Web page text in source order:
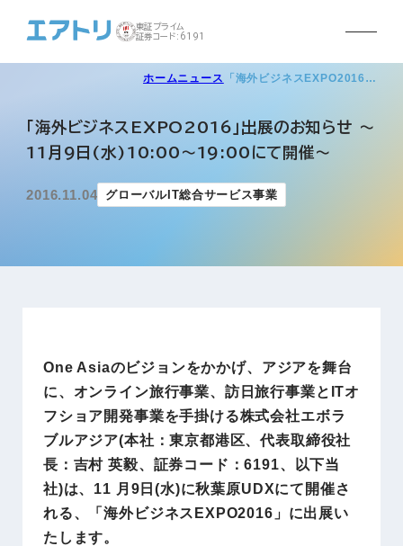
東証プライム
証券コード:6191
ホームニュース 「海外ビジネスEXPO2016…
「海外ビジネスEXPO2016」出展のお知らせ ～
11月9日(水)10:00～19:00にて開催～
2016.11.04 グローバルIT総合サービス事業
One Asiaのビジョンをかかげ、アジアを舞台
に、オンライン旅行事業、訪日旅行事業とITオ
フショア開発事業を手掛ける株式会社エボラ
ブルアジア(本社：東京都港区、代表取締役社
長：吉村 英毅、証券コード：6191、以下当
社)は、11 月9日(水)に秋葉原UDXにて開催さ
れる、「海外ビジネスEXPO2016」に出展い
たします。